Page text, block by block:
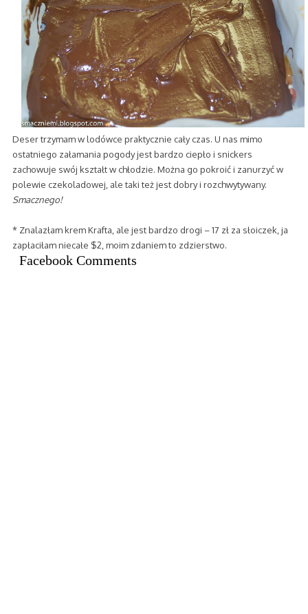
Deser trzymam w lodówce praktycznie cały czas. U nas mimo
ostatniego załamania pogody jest bardzo ciepło i snickers
zachowuje swój kształt w chłodzie. Można go pokroić i zanurzyć w
polewie czekoladowej, ale taki też jest dobry i rozchwytywany.
Smacznego!
* Znalazłam krem Krafta, ale jest bardzo drogi – 17 zł za słoiczek, ja
zapłaciłam niecałe $2, moim zdaniem to zdzierstwo.
Facebook Comments